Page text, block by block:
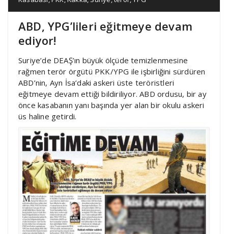
ABD, YPG’lileri eğitmeye devam
ediyor!
Suriye’de DEAŞ’ın büyük ölçüde temizlenmesine
rağmen terör örgütü PKK/YPG ile işbirliğini sürdüren
ABD’nin, Ayn İsa’daki askeri üste teröristleri
eğitmeye devam ettiği bildiriliyor. ABD ordusu, bir ay
önce kasabanın yanı başında yer alan bir okulu askeri
üs haline getirdi.